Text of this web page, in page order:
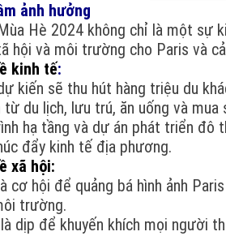
ảnh hưởng
Hè 2024 không chỉ là một sự
hội và môi trường cho Paris và
kinh tế:
kiến sẽ thu hút hàng triệu du
du lịch, lưu trú, ăn uống và mua
hạ tầng và dự án phát triển đô
đẩy kinh tế địa phương.
xã hội:
cơ hội để quảng bá hình ảnh
trường.
dịp để khuyến khích mọi người